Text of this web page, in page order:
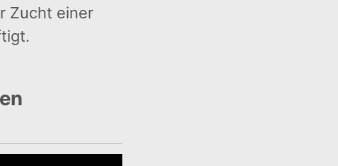
Zucht einer